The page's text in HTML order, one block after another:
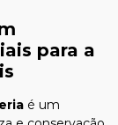
para a
é um